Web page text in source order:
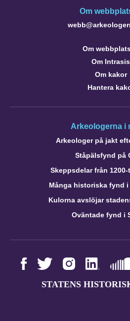
Om
Om
Om Intrasis
Om kakor
Hantera
Arkeologerna i
Arkeologer på jakt
Ståpälsfynd på
Skeppsdelar från
Många historiska fynd i
Kulorna avslöjar
Oväntade fynd i
STATENS